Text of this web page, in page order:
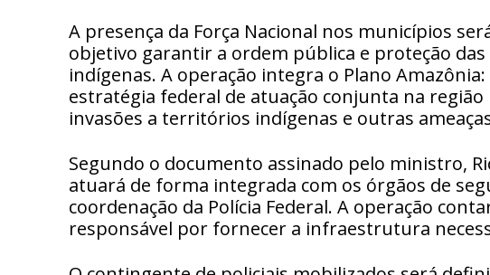
A presença da Força Nacional nos municípios
objetivo garantir a ordem pública e proteção
indígenas. A operação integra o Plano
estratégia federal de atuação conjunta na
invasões a territórios indígenas e outras
Segundo o documento assinado pelo ministro,
atuará de forma integrada com os órgãos de
coordenação da Polícia Federal. A operação
responsável por fornecer a infraestrutura